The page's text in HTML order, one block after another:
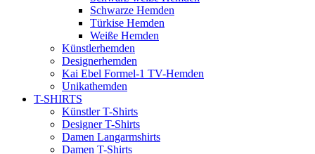
Schwarze Hemden
Türkise Hemden
Weiße Hemden
Künstlerhemden
Designerhemden
Kai Ebel Formel-1 TV-Hemden
Unikathemden
T-SHIRTS
Künstler T-Shirts
Designer T-Shirts
Damen Langarmshirts
Damen T-Shirts